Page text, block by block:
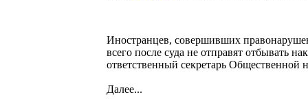
Иностранцев, совершивших
всего после суда не отправят отбывать
ответственный секретарь
Далее...